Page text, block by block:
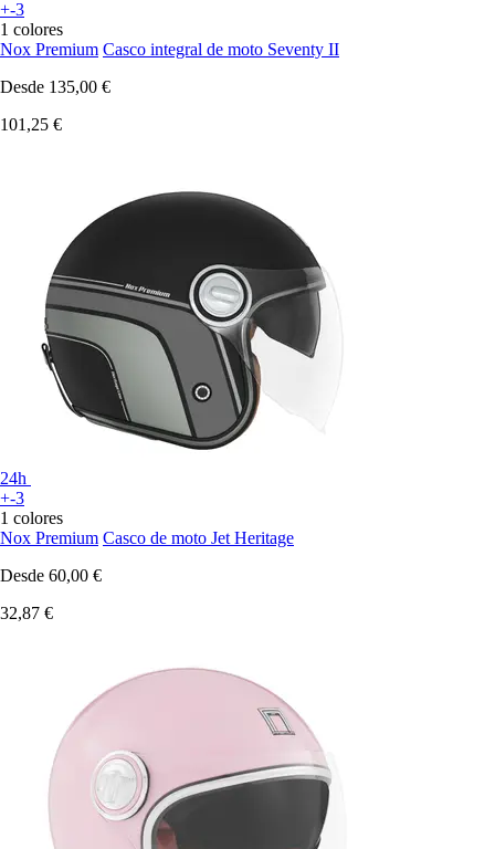
+-3
1 colores
Nox Premium Casco integral de moto Seventy II
Desde 135,00 €
101,25 €
24h
+-3
1 colores
Nox Premium Casco de moto Jet Heritage
Desde 60,00 €
32,87 €